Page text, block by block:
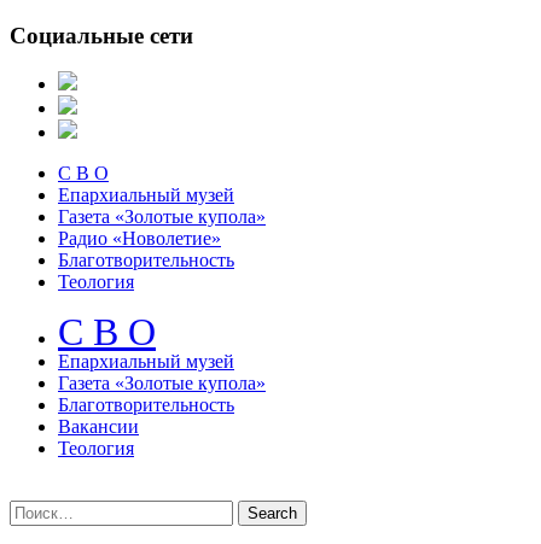
Социальные сети
С В О
Епархиальный музей
Газета «Золотые купола»
Радио «Новолетие»
Благотворительность
Теология
С В О
Епархиальный музeй
Газета «Золотые купола»
Благотворительность
Вакансии
Теология